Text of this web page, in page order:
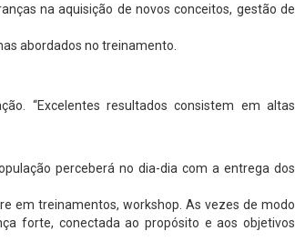
na aquisição de novos conceitos, gestão de
abordados no treinamento.
“Excelentes resultados consistem em altas
perceberá no dia-dia com a entrega dos
em treinamentos, workshop. As vezes de modo
forte, conectada ao propósito e aos objetivos